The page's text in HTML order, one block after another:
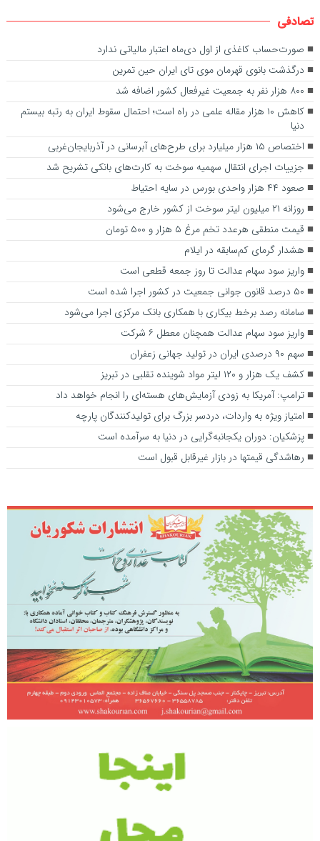
تصادفی
صورت‌حساب کاغذی از اول دی‌ماه اعتبار مالیاتی ندارد
درگذشت بانوی قهرمان موی تای ایران حین تمرین
۸۰۰ هزار نفر به جمعیت غیرفعال کشور اضافه شد
کاهش ۱۰ هزار مقاله علمی در راه است؛ احتمال سقوط ایران به رتبه بیستم
دنیا
اختصاص ۱۵ هزار میلیارد برای طرح‌های آبرسانی در آذربایجان‌غربی
جزییات اجرای انتقال سهمیه سوخت به کارت‌های بانکی تشریح شد
صعود ۴۴ هزار واحدی بورس در سایه احتیاط
روزانه ۲۱ میلیون لیتر سوخت از کشور خارج می‌شود
قیمت منطقی هرعدد تخم مرغ ۵ هزار و ۵۰۰ تومان
هشدار گرمای کم‌سابقه در ایلام
واریز سود سهام عدالت تا روز جمعه قطعی است
۵۰ درصد قانون جوانی جمعیت در کشور اجرا شده است
سامانه رصد برخط بیکاری با همکاری بانک مرکزی اجرا می‌شود
واریز سود سهام عدالت همچنان معطل ۶ شرکت
سهم ۹۰ درصدی ایران در تولید جهانی زعفران
کشف یک هزار و ۱۲۰ لیتر مواد شوینده تقلبی در تبریز
ترامپ: آمریکا به زودی آزمایش‌های هسته‌ای را انجام خواهد داد
امتیاز ویژه به واردات، دردسر بزرگ برای تولیدکنندگان پارچه
پزشکیان: دوران یکجانبه‌گرایی در دنیا به سرآمده است
رهاشدگی قیمتها در بازار غیرقابل قبول است